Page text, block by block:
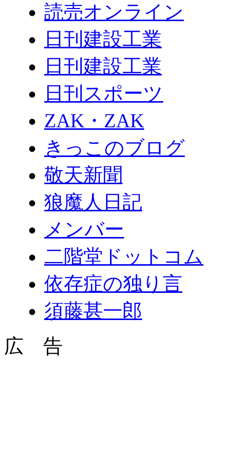
読売オンライン
日刊建設工業
日刊建設工業
日刊スポーツ
ZAK・ZAK
きっこのブログ
敬天新聞
狼魔人日記
メンバー
二階堂ドットコム
依存症の独り言
須藤甚一郎
広 告